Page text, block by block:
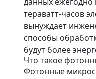
тераватт-часов
вынуждает
способы
будут более
Что такое
Фотонные